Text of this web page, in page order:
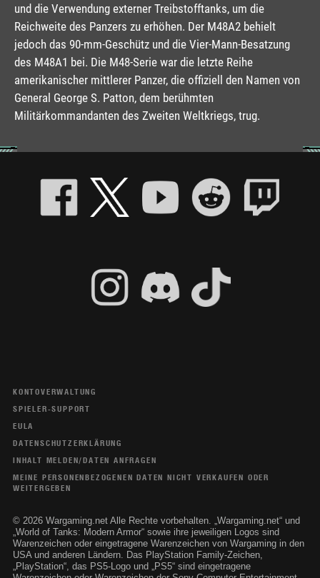
und die Verwendung externer Treibstofftanks, um die
Reichweite des Panzers zu erhöhen. Der M48A2 behielt
jedoch das 90-mm-Geschütz und die Vier-Mann-Besatzung
des M48A1 bei. Die M48-Serie war die letzte Reihe
amerikanischer mittlerer Panzer, die offiziell den Namen von
General George S. Patton, dem berühmten
Militärkommandanten des Zweiten Weltkriegs, trug.
KONTOVERWALTUNG
SPIELER-SUPPORT
EULA
DATENSCHUTZERKLÄRUNG
INHALT MELDEN/DATEN ANFRAGEN
MEINE PERSONENBEZOGENEN DATEN NICHT VERKAUFEN ODER
WEITERGEBEN
© 2026 Wargaming.net Alle Rechte vorbehalten. „Wargaming.net“ und
„World of Tanks: Modern Armor“ sowie ihre jeweiligen Logos sind
Warenzeichen oder eingetragene Warenzeichen von Wargaming in den
USA und anderen Ländern. Das PlayStation Family-Zeichen,
„PlayStation“, das PS5-Logo und „PS5“ sind eingetragene